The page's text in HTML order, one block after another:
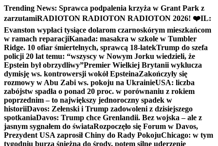
Skip
to
Trending News: Sprawca podpalenia krzyża w Grant Park z
zarzutamiRADIOTON RADIOTON RADIOTON 2026! ❤️IL:
Evanston wypłaci tysiące dolarom czarnoskórym mieszkańcom
w ramach reparacjiKanada: masakra w szkole w Tumbler
Ridge. 10 ofiar śmiertelnych, sprawcą 18-latekTrump do szefa
policji 20 lat temu: “wszyscy w Nowym Jorku wiedzieli, że
Epstein był obrzydliwy”Premier Wielkiej Brytanii wyklucza
dymisję ws. kontrowersji wokół EpsteinaZakończyły się
rozmowy w Abu Zabi ws. pokoju na UkrainieUSA: liczba
zabójstw spadła o ponad 20 proc. w porównaniu z rokiem
poprzednim – to największy jednoroczny spadek w
historiiDavos: Zełenski i Trump zadowoleni z dzisiejszego
spotkaniaDavos: Trump chce Grenlandii. Bez wojska – ale z
jasnym sygnałem do świataRozpoczęło się Forum w Davos,
Prezydent USA zaprosił Chiny do Rady PokojuChicago: w tym
tygodniu burza śnieżna do środy, potem silne uderzenie